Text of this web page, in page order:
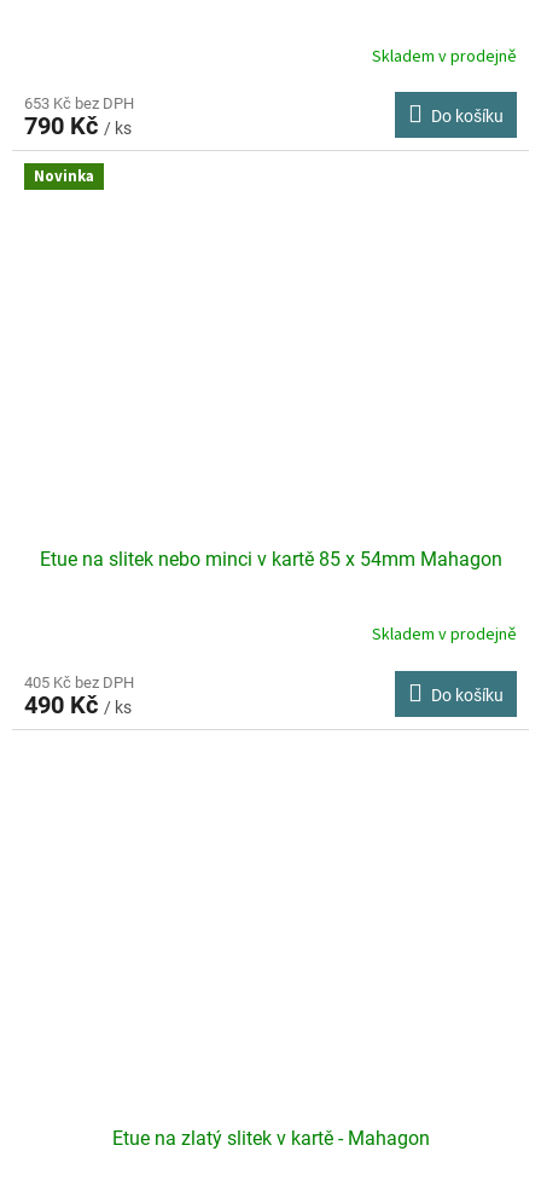
Skladem v prodejně
653 Kč bez DPH
790 Kč / ks
Do košíku
Novinka
Etue na slitek nebo minci v kartě 85 x 54mm Mahagon
Skladem v prodejně
405 Kč bez DPH
490 Kč / ks
Do košíku
Etue na zlatý slitek v kartě - Mahagon